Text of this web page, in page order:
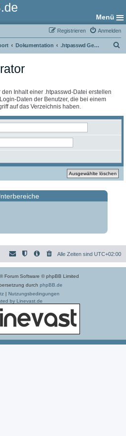
Menü
Anmelden
Registrieren
Dokumentation .htpasswd Generator
Inhalt einer .htpasswd-Datei erstellen
Daten der Benutzer, die bei einem
auf das Verzeichnis haben.
Alle Zeiten sind UTC+02:00
® Forum Software © phpBB Limited
durch phpBB.de
|
Nutzungsbedingungen
by Linevast.de